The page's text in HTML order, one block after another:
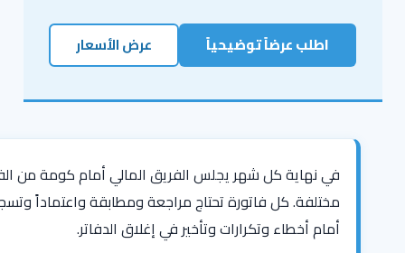
اطلب عرضاً توضيحياً عرض الأسعار
في نهاية كل شهر يجلس الفريق المالي أمام كومة من
مختلفة. كل فاتورة تحتاج مراجعة ومطابقة واعتماداً
أمام أخطاء وتكرارات وتأخير في إغلاق الدفاتر.